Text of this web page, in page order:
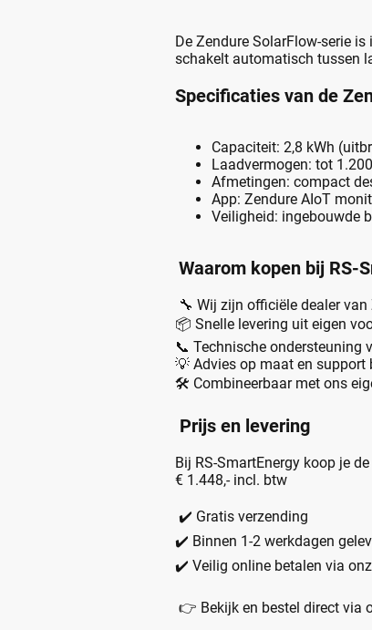
De Zendure SolarFlow-serie
schakelt automatisch tussen
Specificaties van de
Capaciteit: 2,8 kWh
Laadvermogen: tot
Afmetingen: compact
App: Zendure AIoT
Veiligheid: ingebouwde
Waarom kopen bij RS-
🔧 Wij zijn officiële dealer
📦 Snelle levering uit eigen
📞 Technische ondersteuning
💡 Advies op maat en support
🛠️ Combineerbaar met ons
Prijs en levering
Bij RS-SmartEnergy koop je
€ 1.448,- incl. btw
✔️ Gratis verzending
✔️ Binnen 1-2 werkdagen
✔️ Veilig online betalen via
👉 Bekijk en bestel direct via